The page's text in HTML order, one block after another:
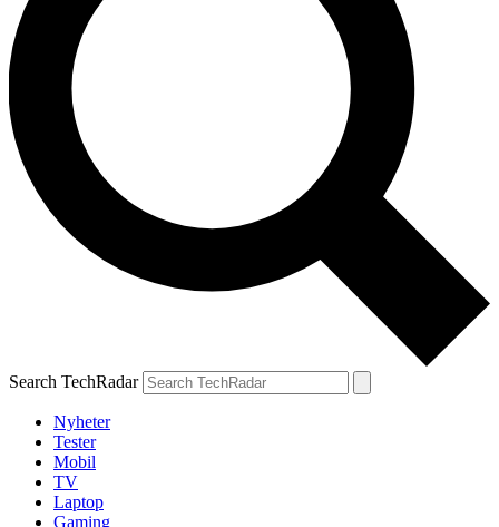
Search TechRadar
Nyheter
Tester
Mobil
TV
Laptop
Gaming